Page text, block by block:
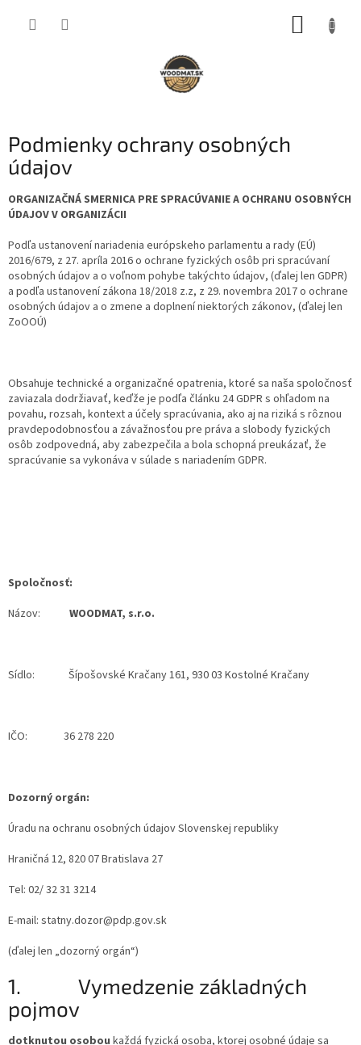
Podmienky ochrany osobných
údajov
ORGANIZAČNÁ SMERNICA PRE SPRACÚVANIE A OCHRANU OSOBNÝCH
ÚDAJOV V ORGANIZÁCII
Podľa ustanovení nariadenia európskeho parlamentu a rady (EÚ)
2016/679, z 27. apríla 2016 o ochrane fyzických osôb pri spracúvaní
osobných údajov a o voľnom pohybe takýchto údajov, (ďalej len GDPR)
a podľa ustanovení zákona 18/2018 z.z, z 29. novembra 2017 o ochrane
osobných údajov a o zmene a doplnení niektorých zákonov, (ďalej len
ZoOOÚ)
Obsahuje technické a organizačné opatrenia, ktoré sa naša spoločnosť
zaviazala dodržiavať, keďže je podľa článku 24 GDPR s ohľadom na
povahu, rozsah, kontext a účely spracúvania, ako aj na riziká s rôznou
pravdepodobnosťou a závažnosťou pre práva a slobody fyzických
osôb zodpovedná, aby zabezpečila a bola schopná preukázať, že
spracúvanie sa vykonáva v súlade s nariadením GDPR.
Spoločnosť:
Názov:
WOODMAT, s.r.o.
Sídlo: Šípošovské Kračany 161, 930 03 Kostolné Kračany
IČO: 36 278 220
Dozorný orgán:
Úradu na ochranu osobných údajov Slovenskej republiky
Hraničná 12, 820 07 Bratislava 27
Tel: 02/ 32 31 3214
E-mail: statny.dozor@pdp.gov.sk
(ďalej len „dozorný orgán“)
1. Vymedzenie základných
pojmov
dotknutou osobou každá fyzická osoba, ktorej osobné údaje sa